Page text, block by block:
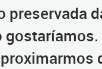
preservada
gostaríamos.